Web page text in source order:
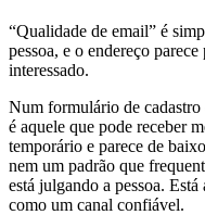
“Qualidade de email” é
pessoa, e o endereço
interessado.
Num formulário de cadastro
é aquele que pode receber
temporário e parece de
nem um padrão que
está julgando a pessoa.
como um canal confiável.